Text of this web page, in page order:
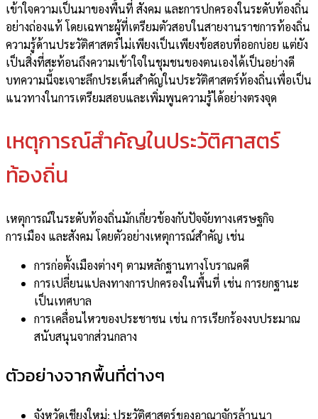
เข้าใจความเป็นมาของพื้นที่ สังคม และการปกครองในระดับท้องถิ่น
อย่างถ่องแท้ โดยเฉพาะผู้ที่เตรียมตัวสอบในสายงานราชการท้องถิ่น
ความรู้ด้านประวัติศาสตร์ไม่เพียงเป็นเพียงข้อสอบที่ออกบ่อย แต่ยัง
เป็นสิ่งที่สะท้อนถึงความเข้าใจในชุมชนของตนเองได้เป็นอย่างดี
บทความนี้จะเจาะลึกประเด็นสำคัญในประวัติศาสตร์ท้องถิ่นเพื่อเป็น
แนวทางในการเตรียมสอบและเพิ่มพูนความรู้ได้อย่างตรงจุด
เหตุการณ์สำคัญในประวัติศาสตร์
ท้องถิ่น
เหตุการณ์ในระดับท้องถิ่นมักเกี่ยวข้องกับปัจจัยทางเศรษฐกิจ
การเมือง และสังคม โดยตัวอย่างเหตุการณ์สำคัญ เช่น
การก่อตั้งเมืองต่างๆ ตามหลักฐานทางโบราณคดี
การเปลี่ยนแปลงทางการปกครองในพื้นที่ เช่น การยกฐานะ
เป็นเทศบาล
การเคลื่อนไหวของประชาชน เช่น การเรียกร้องงบประมาณ
สนับสนุนจากส่วนกลาง
ตัวอย่างจากพื้นที่ต่างๆ
จังหวัดเชียงใหม่: ประวัติศาสตร์ของอาณาจักรล้านนา